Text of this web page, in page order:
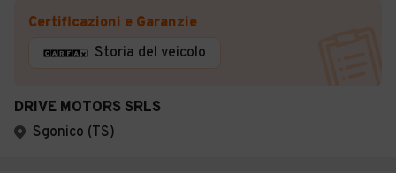
Certificazioni e Garanzie
Storia del veicolo
DRIVE MOTORS SRLS
Sgonico (TS)